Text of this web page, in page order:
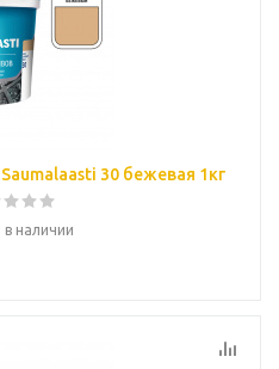
30 бежевая 1кг
в наличии